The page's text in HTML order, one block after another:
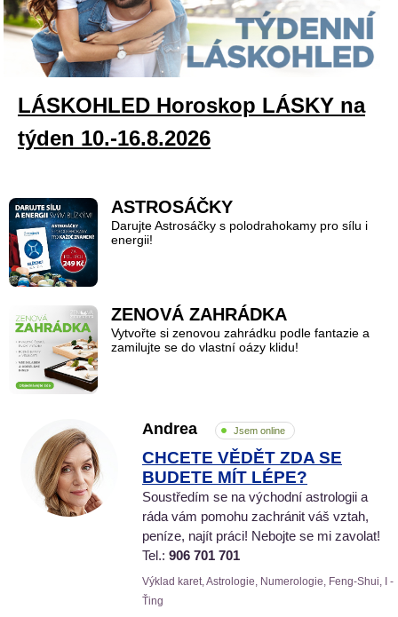
LÁSKOHLED Horoskop LÁSKY na
týden 10.-16.8.2026
ASTROSÁČKY
Darujte Astrosáčky s polodrahokamy pro sílu i
energii!
ZENOVÁ ZAHRÁDKA
Vytvořte si zenovou zahrádku podle fantazie a
zamilujte se do vlastní oázy klidu!
Andrea Jsem online
CHCETE VĚDĚT ZDA SE
BUDETE MÍT LÉPE?
Soustředím se na východní astrologii a
ráda vám pomohu zachránit váš vztah,
peníze, najít práci! Nebojte se mi zavolat!
Tel.: 906 701 701
Výklad karet, Astrologie, Numerologie, Feng-Shui, I -
Ťing